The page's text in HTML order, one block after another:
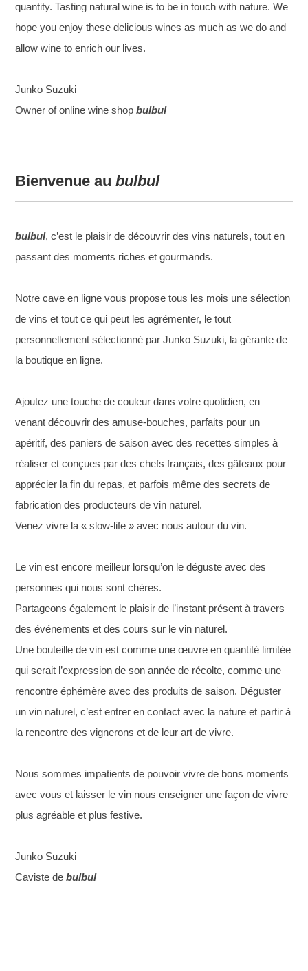
quantity. Tasting natural wine is to be in touch with nature. We
hope you enjoy these delicious wines as much as we do and
allow wine to enrich our lives.
Junko Suzuki
Owner of online wine shopbulbul
Bienvenue aubulbul
bulbul, c’est le plaisir de découvrir des vins naturels, tout en
passant des moments riches et gourmands.
Notre cave en ligne vous propose tous les mois une sélection
de vins et tout ce qui peut les agrémenter, le tout
personnellement sélectionné par Junko Suzuki, la gérante de
la boutique en ligne.
Ajoutez une touche de couleur dans votre quotidien, en
venant découvrir des amuse-bouches, parfaits pour un
apéritif, des paniers de saison avec des recettes simples à
réaliser et conçues par des chefs français, des gâteaux pour
apprécier la fin du repas, et parfois même des secrets de
fabrication des producteurs de vin naturel.
Venez vivre la « slow-life » avec nous autour du vin.
Le vin est encore meilleur lorsqu’on le déguste avec des
personnes qui nous sont chères.
Partageons également le plaisir de l’instant présent à travers
des événements et des cours sur le vin naturel.
Une bouteille de vin est comme une œuvre en quantité limitée
qui serait l’expression de son année de récolte, comme une
rencontre éphémère avec des produits de saison. Déguster
un vin naturel, c’est entrer en contact avec la nature et partir à
la rencontre des vignerons et de leur art de vivre.
Nous sommes impatients de pouvoir vivre de bons moments
avec vous et laisser le vin nous enseigner une façon de vivre
plus agréable et plus festive.
Junko Suzuki
Caviste debulbul